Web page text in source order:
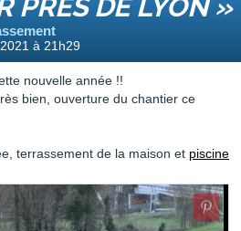
PRÈS DE LYON »
à 21h29
nouvelle année !!
bien, ouverture du chantier ce
terrassement de la maison et piscine